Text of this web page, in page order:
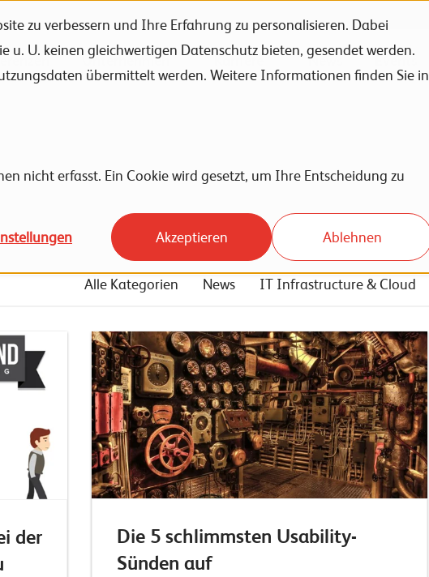
zu verbessern und Ihre Erfahrung zu personalisieren. Dabei
u. U. keinen gleichwertigen Datenschutz bieten, gesendet werden.
übermittelt werden. Weitere Informationen finden Sie in
nicht erfasst. Ein Cookie wird gesetzt, um Ihre Entscheidung zu
Akzeptieren Ablehnen
Unternehmen Karriere News Events
Alle Kategorien
News IT Infrastructure & Cloud
der
Die 5 schlimmsten Usability-
Sünden auf